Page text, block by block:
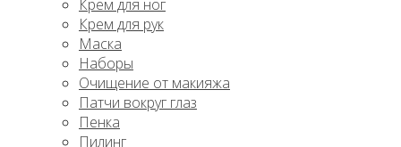
Крем для ног
Крем для рук
Маска
Наборы
Очищение от макияжа
Патчи вокруг глаз
Пенка
Пилинг